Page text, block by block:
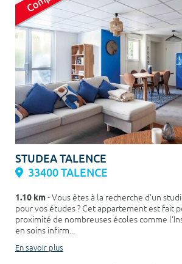
STUDEA TALENCE
33400 TALENCE
1.10 km- Vous êtes à la recherche d’un
pour vos études ? Cet appartement est fait
proximité de nombreuses écoles comme
en soins infirm...
En savoir plus